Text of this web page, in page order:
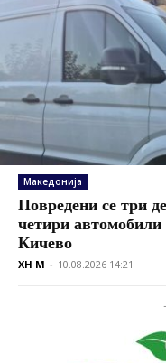
Македонија
Повредени се три
четири
Кичево
XH M - 10.08.2026 14:21